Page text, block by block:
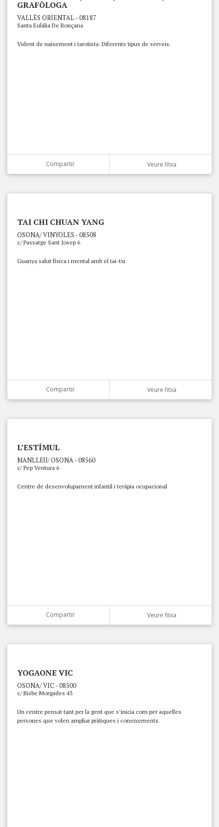
GRAFÒLOGA
VALLÈS ORIENTAL - 08187
Santa Eulàlia De Ronçana
Vident de naixement i tarotista. Diferents tipus de serveis.
Compartir Veure fitxa
TAI CHI CHUAN YANG
OSONA/ VINYOLES - 08508
c/ Passatge Sant Josep 6
Guanya salut física i mental amb el tai-txi
Compartir Veure fitxa
L’ESTÍMUL
MANLLEU/ OSONA - 08560
c/ Pep Ventura 6
Centre de desenvolupament infantil i teràpia ocupacional
Compartir Veure fitxa
YOGAONE VIC
OSONA/ VIC - 08500
c/ Bisbe Morgades 43
Un centre pensat tant per la gent que s’inicia com per aquelles
persones que volen ampliar pràtiques i coneixements.